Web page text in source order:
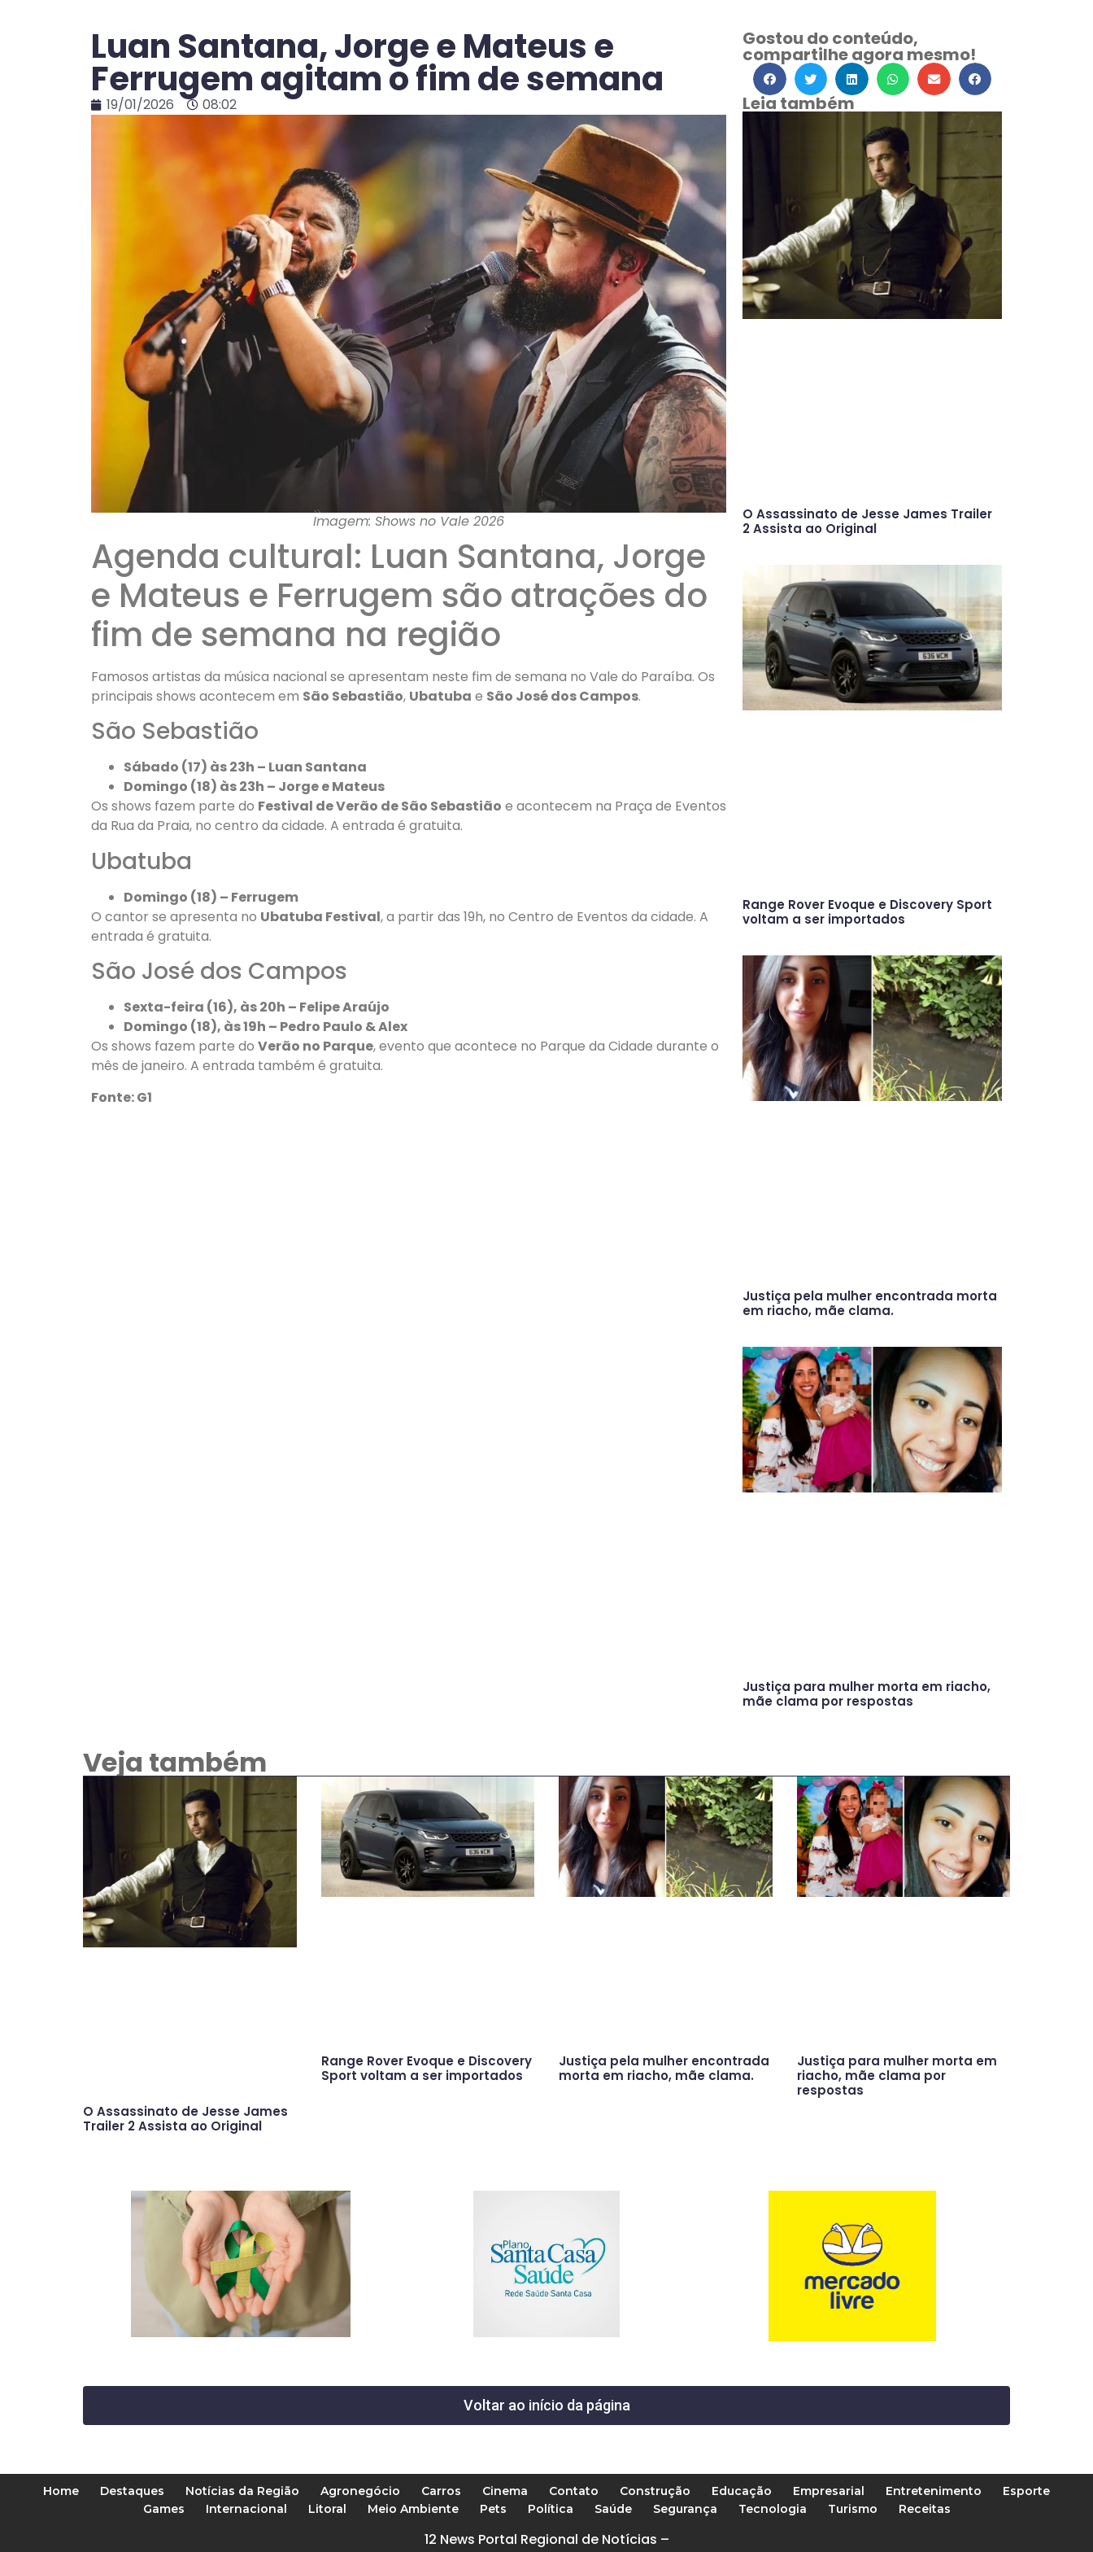
Luan Santana, Jorge e Mateus e
Ferrugem agitam o fim de semana
19/01/2026 08:02
Imagem: Shows no Vale 2026
Agenda cultural: Luan Santana, Jorge
e Mateus e Ferrugem são atrações do
fim de semana na região
Famosos artistas da música nacional se apresentam neste fim de semana no Vale do Paraíba. Os
principais shows acontecem em São Sebastião, Ubatuba e São José dos Campos.
São Sebastião
Sábado (17) às 23h – Luan Santana
Domingo (18) às 23h – Jorge e Mateus
Os shows fazem parte do Festival de Verão de São Sebastião e acontecem na Praça de Eventos
da Rua da Praia, no centro da cidade. A entrada é gratuita.
Ubatuba
Domingo (18) – Ferrugem
O cantor se apresenta no Ubatuba Festival, a partir das 19h, no Centro de Eventos da cidade. A
entrada é gratuita.
São José dos Campos
Sexta-feira (16), às 20h – Felipe Araújo
Domingo (18), às 19h – Pedro Paulo & Alex
Os shows fazem parte do Verão no Parque, evento que acontece no Parque da Cidade durante o
mês de janeiro. A entrada também é gratuita.
Fonte: G1
Gostou do conteúdo,
compartilhe agora mesmo!
Leia também
O Assassinato de Jesse James Trailer
2 Assista ao Original
Range Rover Evoque e Discovery Sport
voltam a ser importados
Justiça pela mulher encontrada morta
em riacho, mãe clama.
Justiça para mulher morta em riacho,
mãe clama por respostas
Veja também
O Assassinato de Jesse James
Trailer 2 Assista ao Original
Range Rover Evoque e Discovery
Sport voltam a ser importados
Justiça pela mulher encontrada
morta em riacho, mãe clama.
Justiça para mulher morta em
riacho, mãe clama por
respostas
Voltar ao início da página
Home Destaques Notícias da Região Agronegócio Carros Cinema Contato Construção Educação Empresarial Entretenimento
Esporte
Games
Internacional Litoral Meio Ambiente Pets Política Saúde Segurança Tecnologia Turismo Receitas
12 News Portal Regional de Notícias –